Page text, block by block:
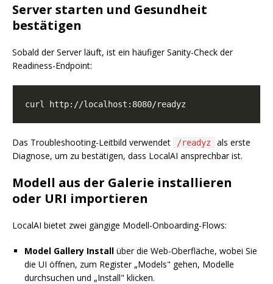
Server starten und Gesundheit
bestätigen
Sobald der Server läuft, ist ein häufiger Sanity-Check der
Readiness-Endpoint:
Das Troubleshooting-Leitbild verwendet /readyz
als erste
Diagnose, um zu bestätigen, dass LocalAI ansprechbar ist.
Modell aus der Galerie installieren
oder URI importieren
LocalAI bietet zwei gängige Modell-Onboarding-Flows:
Model Gallery Install über die Web-Oberfläche, wobei Sie
die UI öffnen, zum Register „Models" gehen, Modelle
durchsuchen und „Install" klicken.